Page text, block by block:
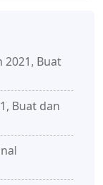
2021, Buat
Buat dan